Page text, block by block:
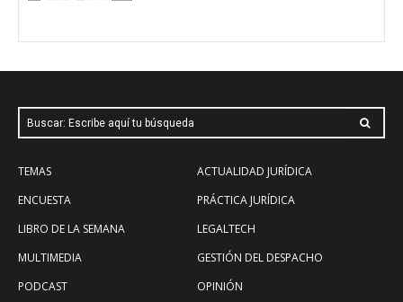
Buscar: Escribe aquí tu búsqueda
TEMAS
ENCUESTA
LIBRO DE LA SEMANA
MULTIMEDIA
PODCAST
ACTUALIDAD JURÍDICA
PRÁCTICA JURÍDICA
LEGALTECH
GESTIÓN DEL DESPACHO
OPINIÓN